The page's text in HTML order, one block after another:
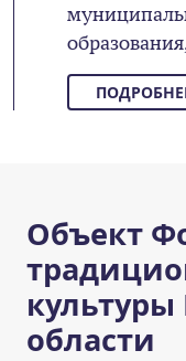
Объект
культуры
области